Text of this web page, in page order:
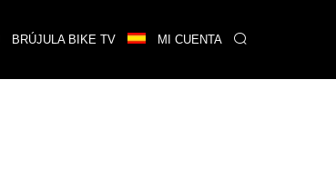
BRÚJULA BIKE TV MI CUENTA